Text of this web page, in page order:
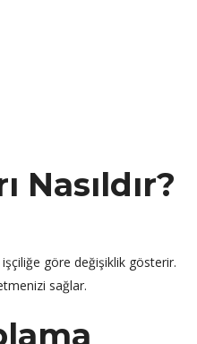
Nasıldır?
göre değişiklik gösterir.
sağlar.